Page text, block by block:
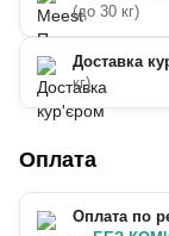
(до 30 кг)
Доставка
кг)
Оплата
Оплата по